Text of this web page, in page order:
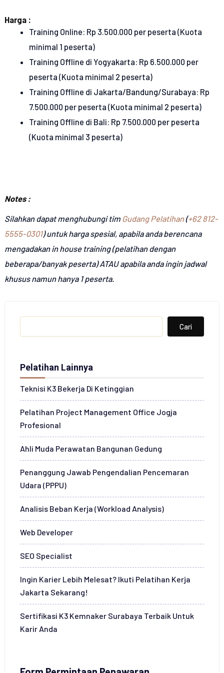
Harga :
Training Online: Rp 3.500.000 per peserta (Kuota
minimal 1 peserta)
Training Offline di Yogyakarta: Rp 6.500.000 per
peserta (Kuota minimal 2 peserta)
Training Offline di Jakarta/Bandung/Surabaya: Rp
7.500.000 per peserta (Kuota minimal 2 peserta)
Training Offline di Bali: Rp 7.500.000 per peserta
(Kuota minimal 3 peserta)
Notes :
Silahkan dapat menghubungi tim Gudang Pelatihan(+62 812-
5555-0301) untuk harga spesial, apabila anda berencana
mengadakan in house training (pelatihan dengan
beberapa/banyak peserta) ATAU apabila anda ingin jadwal
khusus namun hanya 1 peserta.
Search
Cari
Pelatihan Lainnya
Teknisi K3 Bekerja Di Ketinggian
Pelatihan Project Management Office Jogja
Profesional
Ahli Muda Perawatan Bangunan Gedung
Penanggung Jawab Pengendalian Pencemaran
Udara (PPPU)
Analisis Beban Kerja (Workload Analysis)
Web Developer
SEO Specialist
Ingin Karier Lebih Melesat? Ikuti Pelatihan Kerja
Jakarta Sekarang!
Sertifikasi K3 Kemnaker Surabaya Terbaik Untuk
Karir Anda